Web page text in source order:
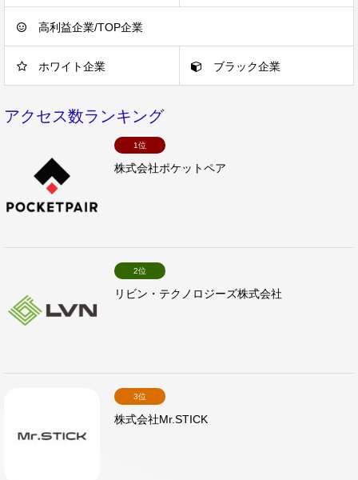
高利益企業/TOP企業
ホワイト企業 ブラック企業
アクセス数ランキング
1位
株式会社ポケットペア
2位
リビン・テクノロジーズ株式会社
3位
株式会社Mr.STICK